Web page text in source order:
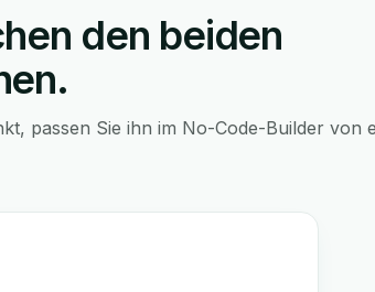
den beiden
passen Sie ihn im No-Code-Builder von